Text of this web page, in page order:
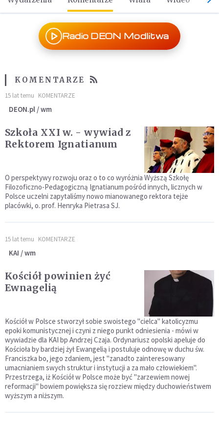
Radio DEON Modlitwa
KOMENTARZE
15 lat temu KOMENTARZE
DEON.pl / wm
Szkoła XXI w. - wywiad z
Rektorem Ignatianum
O perspektywy rozwoju oraz o to co wyróżnia Wyższą Szkołę
Filozoficzno-Pedagogiczną Ignatianum pośród innych, licznych w
Polsce uczelni zapytaliśmy nowo mianowanego rektora tejże
placówki, o. prof. Henryka Pietrasa SJ.
15 lat temu KOMENTARZE
KAI / wm
Kościół powinien żyć
Ewnagelią
Kościół w Polsce stworzył sobie swoistego "cielca" katolicyzmu
epoki komunistycznej i czyni z niego punkt odniesienia - mówi w
wywiadzie dla KAI bp Andrzej Czaja. Ordynariusz opolski apeluje do
Kościoła by bardziej żył Ewangelią i postuluje odnowę w duchu św.
Franciszka bo, jego zdaniem, jest "zanadto zainteresowany
umacnianiem swych struktur i instytucji a za mało człowiekiem".
Przestrzega, iż Kościół w Polsce może być "zarzewiem nowej
reformacji" bowiem powiększa się rozziew między duchowieństwem
wyższym a niższym.